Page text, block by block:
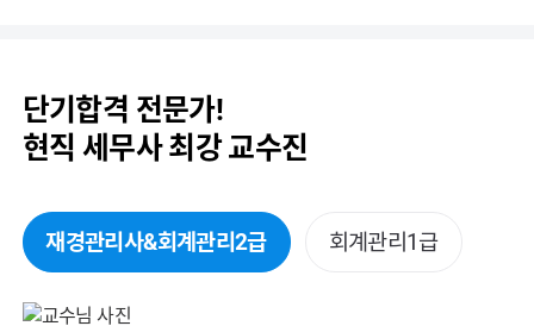
단기합격 전문가!
현직 세무사 최강 교수진
재경관리사&회계관리2급 회계관리1급